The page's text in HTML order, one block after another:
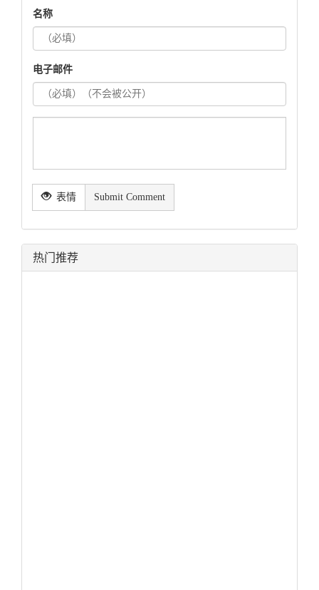
名称
电子邮件
表情 Submit Comment
热门推荐